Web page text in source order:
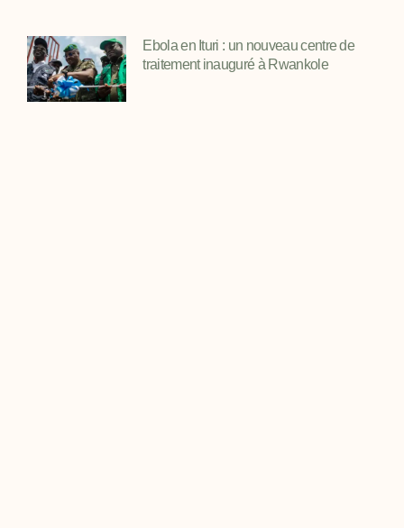
Ebola en Ituri : un nouveau centre de
traitement inauguré à Rwankole